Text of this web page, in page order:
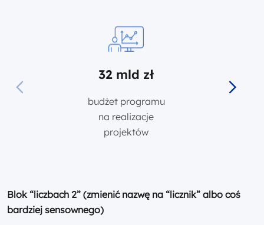
32 mld zł
32 mld zł
budżet programu
na realizacje
projektów
Blok “liczbach 2” (zmienić nazwę na “licznik” albo coś
bardziej sensownego)